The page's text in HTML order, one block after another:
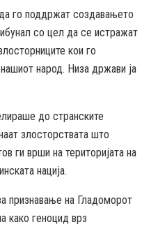
го поддржат создавањето
со цел да се истражат
кои го
народ. Низа држави ја
до странските
злосторствата што
ги врши на територијата на
нација.
признавање на Гладоморот
како геноцид врз